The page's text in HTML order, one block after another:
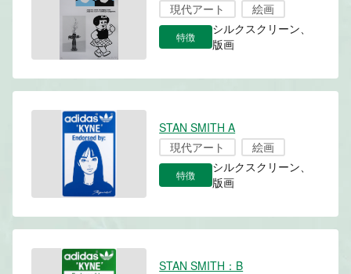
現代アート
絵画
特徴
シルクスクリーン、
版画
STAN SMITH A
現代アート
絵画
特徴
シルクスクリーン、
版画
STAN SMITH：B